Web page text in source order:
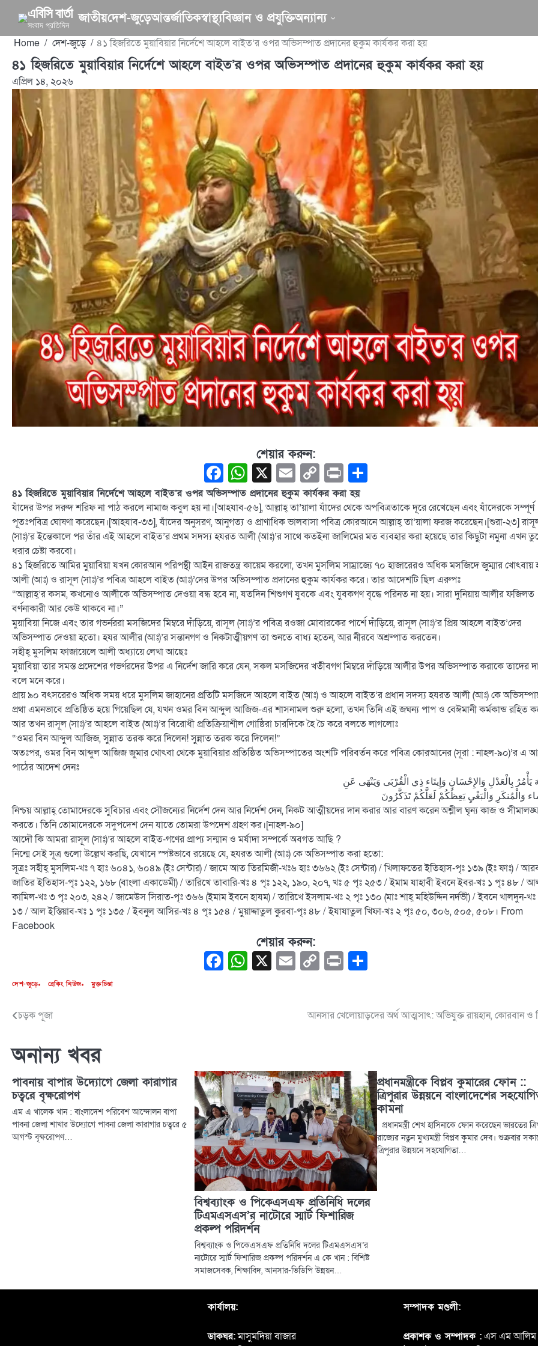
content
এবিসি বার্তা
সংবাদ প্রতিদিন জাতীয়দেশ-জুড়েআন্তর্জাতিকস্বাস্থ্যবিজ্ঞান ও প্রযুক্তিঅন্যান্য
Home
দেশ-জুড়ে ৪১ হিজরিতে মুয়াবিয়ার নির্দেশে আহলে বাইত’র ওপর অভিসম্পাত প্রদানের হুকুম কার্যকর করা হয়
৪১ হিজরিতে মুয়াবিয়ার নির্দেশে আহলে বাইত’র ওপর অভিসম্পাত প্রদানের হুকুম কার্যকর করা হয়
এপ্রিল ১৪, ২০২৬
শেয়ার করুন:
Facebook
WhatsApp
X EmailCopy
Link
Print
৪১ হিজরিতে মুয়াবিয়ার নির্দেশে আহলে বাইত’র ওপর অভিসম্পাত প্রদানের হুকুম কার্যকর করা হয়
যাঁদের উপর দরুদ শরিফ না পাঠ করলে নামাজ কবুল হয় না।[আহযাব-৫৬], আল্লাহ্ তা’য়ালা যাঁদের থেকে অপবিত্রতাকে দূরে রেখেছেন এবং যাঁদেরকে সম্পূর্ণ
পূতঃপবিত্র ঘোষণা করেছেন।[আহযাব-৩৩], যাঁদের অনুসরণ, আনুগত্য ও প্রাণাধিক ভালবাসা পবিত্র কোরআনে আল্লাহ্ তা’য়ালা ফরজ করেছেন।[শুরা-২৩]
(সাঃ)’র ইন্তেকালে পর তাঁর এই আহলে বাইত’র প্রথম সদস্য হযরত আলী (আঃ)’র সাথে কতইনা জালিমের মত ব্যবহার করা হয়েছে তার কিছুটা নমুনা এখন
ধরার চেষ্টা করবো।
৪১ হিজরিতে আমির মুয়াবিয়া যখন কোরআন পরিপন্থী আইন রাজতন্ত্র কায়েম করলো, তখন মুসলিম সাম্রাজ্যে ৭০ হাজারেরও অধিক মসজিদে জুম্মার
আলী (আঃ) ও রাসূল (সাঃ)’র পবিত্র আহলে বাইত (আঃ)’দের উপর অভিসম্পাত প্রদানের হুকুম কার্যকর করে। তার আদেশটি ছিল এরুপঃ
“আল্লাহ্’র কসম, কখনোও আলীকে অভিসম্পাত দেওয়া বন্ধ হবে না, যতদিন শিশুগণ যুবকে এবং যুবকগণ বৃদ্ধে পরিনত না হয়। সারা দুনিয়ায় আলীর ফজিলত
বর্ণনাকারী আর কেউ থাকবে না।”
মুয়াবিয়া নিজে এবং তার গভর্নররা মসজিদের মিম্বরে দাঁড়িয়ে, রাসূল (সাঃ)’র পবিত্র রওজা মোবারকের পার্শে দাঁড়িয়ে, রাসূল (সাঃ)’র প্রিয় আহলে বাইত’দের
অভিসম্পাত দেওয়া হতো। হযর আলীর (আঃ)’র সন্তানগণ ও নিকটাত্মীয়গণ তা শুনতে বাধ্য হতেন, আর নীরবে অশ্রুপাত করতেন।
সহীহ্ মুসলিম ফাজায়েলে আলী অধ্যায়ে লেখা আছেঃ
মুয়াবিয়া তার সমস্ত প্রদেশের গভর্ণরদের উপর এ নির্দেশ জারি করে যেন, সকল মসজিদের খতীবগণ মিম্বরে দাঁড়িয়ে আলীর উপর অভিসম্পাত করাকে তাদের
বলে মনে করে।
প্রায় ৯০ বৎসরেরও অধিক সময় ধরে মুসলিম জাহানের প্রতিটি মসজিদে আহলে বাইত (আঃ) ও আহলে বাইত’র প্রধান সদস্য হযরত আলী (আঃ) কে
প্রথা এমনভাবে প্রতিষ্ঠিত হয়ে গিয়েছিল যে, যখন ওমর বিন আব্দুল আজিজ-এর শাসনামল শুরু হলো, তখন তিনি এই জঘন্য পাপ ও বেঈমানী কর্মকান্ড রহিত
আর তখন রাসূল (সাঃ)’র আহলে বাইত (আঃ)’র বিরোধী প্রতিক্রিয়াশীল গোষ্ঠিরা চারদিকে হৈ চৈ করে বলতে লাগলোঃ
“ওমর বিন আব্দুল আজিজ, সুন্নাত তরক করে দিলেন! সুন্নাত তরক করে দিলেন!”
অতঃপর, ওমর বিন আব্দুল আজিজ জুমার খোৎবা থেকে মুয়াবিয়ার প্রতিষ্ঠিত অভিসম্পাতের অংশটি পরিবর্তন করে পবিত্র কোরআনের (সূরা : নাহল-৯০)’র এ
পাঠের আদেশ দেনঃ
يَأْمُرُ بِالْعَدْلِ وَالإِحْسَانِ وَإِيتَاء ذِي الْقُرْبَى وَيَنْهَى عَنِ
وَالْمُنكَرِ وَالْبَغْيِ يَعِظُكُمْ لَعَلَّكُمْ تَذَكَّرُونَ
নিশ্চয় আল্লাহ্ তোমাদেরকে সুবিচার এবং সৌজন্যের নির্দেশ দেন আর নির্দেশ দেন, নিকট আত্মীয়দের দান করার আর বারণ করেন অশ্লীল ঘৃন্য কাজ ও
করতে। তিনি তোমাদেরকে সদুপদেশ দেন যাতে তোমরা উপদেশ গ্রহণ কর।[নাহল-৯০]
আদৌ কি আমরা রাসূল (সাঃ)’র আহলে বাইত-গণের প্রাপ্য সন্মান ও মর্যাদা সম্পর্কে অবগত আছি ?
নিন্মে সেই সূত্র গুলো উল্লেখ করছি, যেখানে স্পষ্টভাবে রয়েছে যে, হযরত আলী (আঃ) কে অভিসম্পাত করা হতো:
সূত্রঃ সহীহ্ মুসলিম-খঃ ৭ হাঃ ৬০৪১, ৬০৪৯ (ইঃ সেন্টার) / জামে আত তিরমিজী-খঃ৬ হাঃ ৩৬৬২ (ইঃ সেন্টার) / খিলাফতের ইতিহাস-পৃঃ ১৩৯ (ইঃ ফাঃ) /
জাতির ইতিহাস-পৃঃ ১২২, ১৬৮ (বাংলা একাডেমী) / তারিখে তাবারি-খঃ ৪ পৃঃ ১২২, ১৯০, ২০৭, খঃ ৫ পৃঃ ২৫৩ / ইমাম যাহাবী ইবনে ইবর-খঃ ১ পৃঃ ৪৮ /
কামিল-খঃ ৩ পৃঃ ২০৩, ২৪২ / জামেউস সিরাত-পৃঃ ৩৬৬ (ইমাম ইবনে হাযম) / তারিখে ইসলাম-খঃ ২ পৃঃ ১৩০ (মাঃ শাহ্ মহিউদ্দিন নর্দভী) / ইবনে খালদুন-
১৩ / আল ইস্তিয়াব-খঃ ১ পৃঃ ১৩৫ / ইবনুল আসির-খঃ ৪ পৃঃ ১৫৪ / মুয়াদ্দাতুল কুরবা-পৃঃ ৪৮ / ইযাযাতুল খিফা-খঃ ২ পৃঃ ৫০, ৩০৬, ৫০৫, ৫০৮। From
Facebook
শেয়ার করুন:
Facebook
WhatsApp
X EmailCopy
Print
দেশ-জুড়ে ব্রেকিং নিউজ মুক্তচিন্তা
Post
চড়ক পূজা আনসার খেলোয়াড়দের অর্থ আত্মসাৎ: অভিযুক্ত রায়হান, কোরবান ও
অনান্য খবর
পাবনায় বাপার উদ্যোগে জেলা কারাগার
চত্বরে বৃক্ষরোপণ
এম এ খালেক খান : বাংলাদেশ পরিবেশ আন্দোলন বাপা
পাবনা জেলা শাখার উদ্যোগে পাবনা জেলা কারাগার চত্বরে ৫
আগস্ট বৃক্ষরোপণ…
বিশ্বব্যাংক ও পিকেএসএফ প্রতিনিধি দলের
টিএমএসএস’র নাটোরে স্মার্ট ফিশারিজ
প্রকল্প পরিদর্শন
বিশ্বব্যাংক ও পিকেএসএফ প্রতিনিধি দলের টিএমএসএস’র
নাটোরে স্মার্ট ফিশারিজ প্রকল্প পরিদর্শন এ কে খান : বিশিষ্ট
সমাজসেবক, শিক্ষাবিদ, আনসার-ভিডিপি উন্নয়ন…
প্রধানমন্ত্রীকে বিপ্লব কুমারের ফোন ::
ত্রিপুরার উন্নয়নে বাংলাদেশের
কামনা
প্রধানমন্ত্রী শেখ হাসিনাকে ফোন করেছেন ভারতের
রাজ্যের নতুন মুখ্যমন্ত্রী বিপ্লব কুমার দেব। শুক্রবার
ত্রিপুরার উন্নয়নে সহযোগিতা…
কার্যালয়:
ডাকঘর:মাসুমদিয়া বাজার
সম্পাদক মণ্ডলী:
প্রকাশক ও সম্পাদক :এস এম আলিম